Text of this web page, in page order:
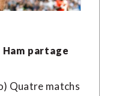
Ham partage
Quatre matchs